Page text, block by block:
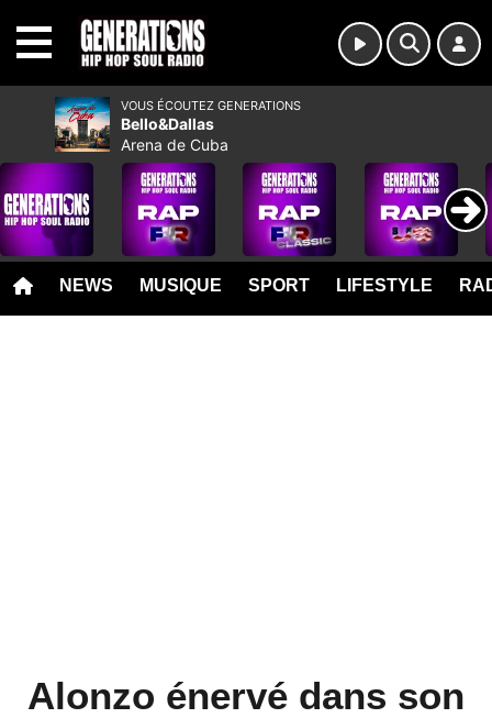
NEWS MUSIQUE SPORT LIFESTYLE
Alonzo énervé dans son
VOUS ÉCOUTEZ GENERATIONS
Bello&Dallas
Arena de Cuba